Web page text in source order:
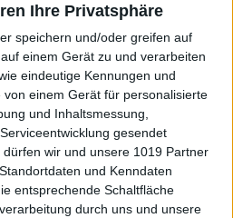
Ihre Privatsphäre
speichern und/oder greifen auf
einem Gerät zu und verarbeiten
eindeutige Kennungen und
einem Gerät für personalisierte
und Inhaltsmessung,
gesendet
wir und unsere 1019 Partner
und Kenndaten
entsprechende Schaltfläche
durch uns und unsere